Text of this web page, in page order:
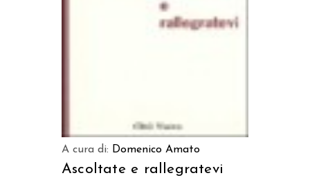
A cura di: Domenico Amato
Ascoltate e rallegratevi